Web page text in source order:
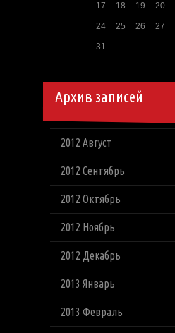
17 18 19 20
24 25 26 27
31
Архив записей
2012 Август
2012 Сентябрь
2012 Октябрь
2012 Ноябрь
2012 Декабрь
2013 Январь
2013 Февраль